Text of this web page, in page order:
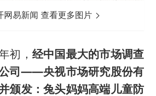
网易新闻 查看更多图片
初， 经中国最大的市场调查
司——央视市场研究股份有
颁发：兔头妈妈高端儿童防